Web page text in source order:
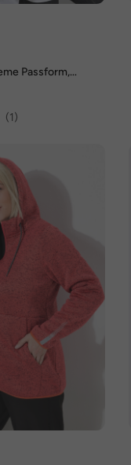
Passform,
(1)